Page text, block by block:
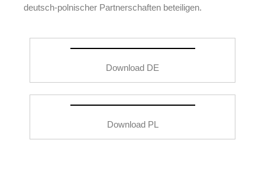
deutsch-polnischer Partnerschaften beteiligen.
Download DE
Download PL